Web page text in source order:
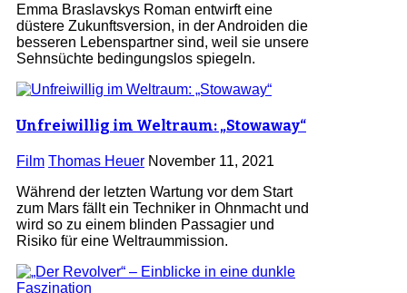
Emma Braslavskys Roman entwirft eine
düstere Zukunftsversion, in der Androiden die
besseren Lebenspartner sind, weil sie unsere
Sehnsüchte bedingungslos spiegeln.
Unfreiwillig im Weltraum: „Stowaway“
Film Thomas Heuer November 11, 2021
Während der letzten Wartung vor dem Start
zum Mars fällt ein Techniker in Ohnmacht und
wird so zu einem blinden Passagier und
Risiko für eine Weltraummission.